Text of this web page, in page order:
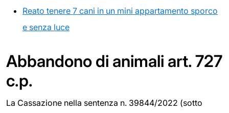
Reato tenere 7 cani in un mini appartamento sporco
e senza luce
Abbandono di animali art. 727
c.p.
La Cassazione nella sentenza n. 39844/2022 (sotto